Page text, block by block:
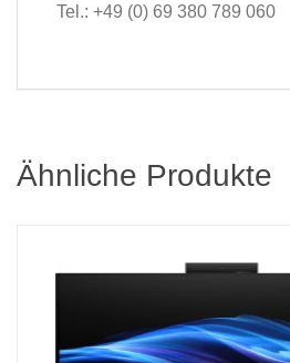
Tel.: +49 (0) 69 380 789 060
Ähnliche Produkte